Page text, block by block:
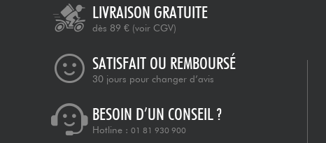
LIVRAISON GRATUITE
dès 89 € (voir CGV)
SATISFAIT OU REMBOURSÉ
30 jours pour changer d’avis
BESOIN D’UN CONSEIL ?
Hotline : 01 81 930 900